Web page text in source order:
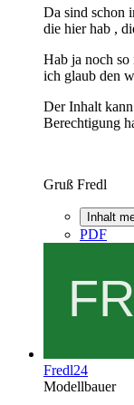
Da sind schon
die hier hab ,
Hab ja noch
ich glaub den
Der Inhalt
Berechtigung
Gruß Fredl
Inhalt
PDF
Fredl24
Modellbauer